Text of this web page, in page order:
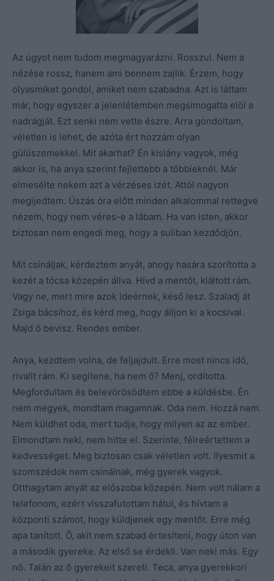
Az úgyot nem tudom megmagyarázni. Rosszul. Nem a
nézése rossz, hanem ami bennem zajlik. Érzem, hogy
olyasmiket gondol, amiket nem szabadna. Azt is láttam
már, hogy egyszer a jelenlétemben megsimogatta elöl a
nadrágját. Ezt senki nem vette észre. Arra gondoltam,
véletlen is lehet, de azóta ért hozzám olyan
gülüszemekkel. Mit akarhat? Én kislány vagyok, még
akkor is, ha anya szerint fejlettebb a többieknél. Már
elmesélte nekem azt a vérzéses izét. Attól nagyon
megijedtem. Úszás óra előtt minden alkalommal rettegve
nézem, hogy nem véres-e a lábam. Ha van isten, akkor
biztosan nem engedi meg, hogy a suliban kezdődjön.
Mit csináljak, kérdeztem anyát, ahogy hasára szorította a
kezét a tócsa közepén állva. Hívd a mentőt, kiáltott rám.
Vagy ne, mert mire azok ideérnek, késő lesz. Szaladj át
Zsiga bácsihoz, és kérd meg, hogy álljon ki a kocsival.
Majd ő bevisz. Rendes ember.
Anya, kezdtem volna, de feljajdult. Erre most nincs idő,
rivallt rám. Ki segítene, ha nem ő? Menj, ordította.
Megfordultam és belevörösödtem ebbe a küldésbe. Én
nem megyek, mondtam magamnak. Oda nem. Hozzá nem.
Nem küldhet oda, mert tudja, hogy milyen az az ember.
Elmondtam neki, nem hitte el. Szerinte, félreértettem a
kedvességet. Meg biztosan csak véletlen volt. Ilyesmit a
szomszédok nem csinálnak, még gyerek vagyok.
Otthagytam anyát az előszoba közepén. Nem volt nálam a
telefonom, ezért visszafutottam hátul, és hívtam a
központi számot, hogy küldjenek egy mentőt. Erre még
apa tanított. Ő, akit nem szabad értesíteni, hogy úton van
a második gyereke. Az első se érdekli. Van neki más. Egy
nő. Talán az ő gyerekeit szereti. Teca, anya gyerekkori